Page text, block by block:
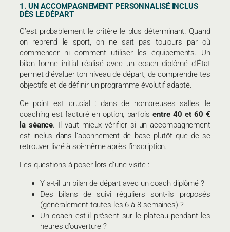
1. UN ACCOMPAGNEMENT PERSONNALISÉ INCLUS
DÈS LE DÉPART
C’est probablement le critère le plus déterminant. Quand
on reprend le sport, on ne sait pas toujours par où
commencer ni comment utiliser les équipements. Un
bilan forme initial réalisé avec un coach diplômé d’État
permet d’évaluer ton niveau de départ, de comprendre tes
objectifs et de définir un programme évolutif adapté.
Ce point est crucial : dans de nombreuses salles, le
coaching est facturé en option, parfoisentre 40 et 60 €
la séance. Il vaut mieux vérifier si un accompagnement
est inclus dans l’abonnement de base plutôt que de se
retrouver livré à soi-même après l’inscription.
Les questions à poser lors d’une visite :
Y a-t-il un bilan de départ avec un coach diplômé ?
Des bilans de suivi réguliers sont-ils proposés
(généralement toutes les 6 à 8 semaines) ?
Un coach est-il présent sur le plateau pendant les
heures d’ouverture ?